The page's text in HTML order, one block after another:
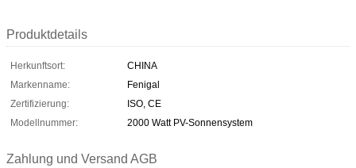
Produktdetails
Herkunftsort:
CHINA
Markenname:
Fenigal
Zertifizierung:
ISO, CE
Modellnummer:
2000 Watt PV-Sonnensystem
Zahlung und Versand AGB